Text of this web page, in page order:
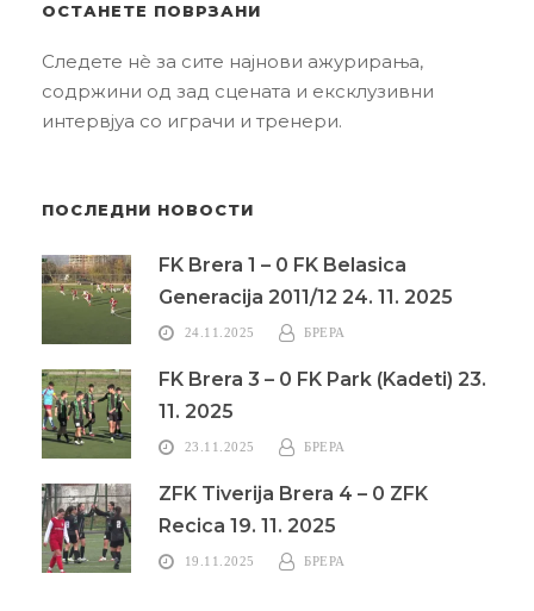
ОСТАНЕТЕ ПОВРЗАНИ
Следете нè за сите најнови ажурирања,
содржини од зад сцената и ексклузивни
интервјуа со играчи и тренери.
ПОСЛЕДНИ НОВОСТИ
FK Brera 1 – 0 FK Belasica
Generacija 2011/12 24. 11. 2025
24.11.2025 БРЕРА
FK Brera 3 – 0 FK Park (Kadeti) 23.
11. 2025
23.11.2025 БРЕРА
ZFK Tiverija Brera 4 – 0 ZFK
Recica 19. 11. 2025
19.11.2025 БРЕРА